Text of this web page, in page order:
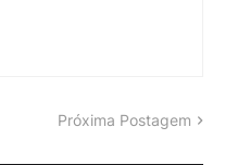
Próxima Postagem